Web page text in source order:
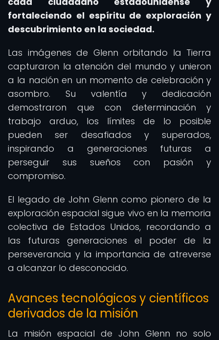
fortaleciendo el espíritu de exploración y
descubrimiento en la sociedad.
Las imágenes de Glenn orbitando la Tierra
capturaron la atención del mundo y unieron
a la nación en un momento de celebración y
asombro. Su valentía y dedicación
demostraron que con determinación y
trabajo arduo, los límites de lo posible
pueden ser desafiados y superados,
inspirando a generaciones futuras a
perseguir sus sueños con pasión y
compromiso.
El legado de John Glenn como pionero de la
exploración espacial sigue vivo en la memoria
colectiva de Estados Unidos, recordando a
las futuras generaciones el poder de la
perseverancia y la importancia de atreverse
a alcanzar lo desconocido.
Avances tecnológicos y científicos
derivados de la misión
La misión espacial de John Glenn no solo